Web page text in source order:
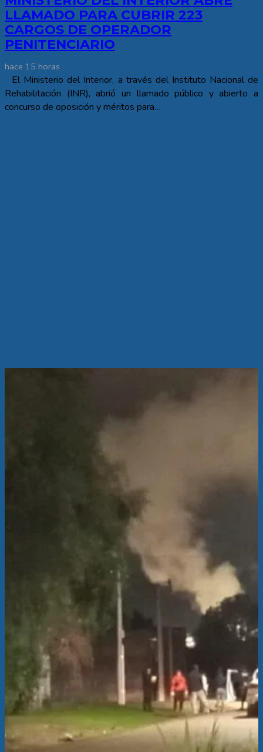
LLAMADO PARA CUBRIR 223
CARGOS DE OPERADOR
PENITENCIARIO
hace 15 horas
El Ministerio del Interior, a través del Instituto Nacional de
Rehabilitación (INR), abrió un llamado público y abierto a
concurso de oposición y méritos para…